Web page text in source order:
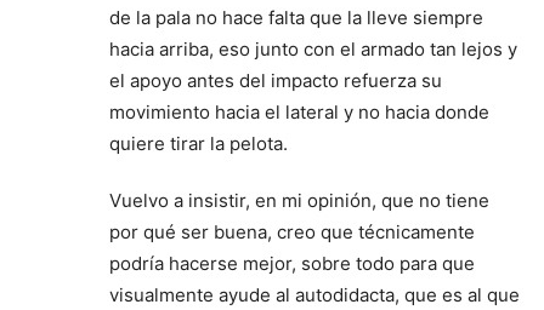
de la pala no hace falta que la lleve siempre
hacia arriba, eso junto con el armado tan lejos y
el apoyo antes del impacto refuerza su
movimiento hacia el lateral y no hacia donde
quiere tirar la pelota.
Vuelvo a insistir, en mi opinión, que no tiene
por qué ser buena, creo que técnicamente
podría hacerse mejor, sobre todo para que
visualmente ayude al autodidacta, que es al que